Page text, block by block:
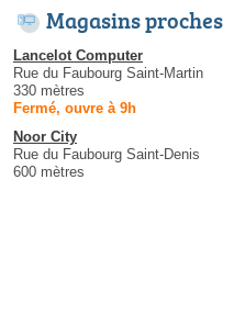
Magasins proches
Lancelot Computer
Rue du Faubourg Saint-Martin
330 mètres
Fermé, ouvre à 9h
Noor City
Rue du Faubourg Saint-Denis
600 mètres